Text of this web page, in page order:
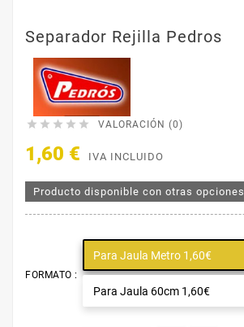
Separador Rejilla Pedros
     VALORACIÓN (0)
1,60 € IVA INCLUIDO
Producto disponible con otras opciones
FORMATO :
Para Jaula Metro 1,60€
Para Jaula 60cm 1,60€